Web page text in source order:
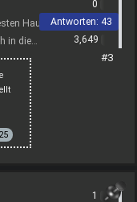
Haustiere
in die
...
0
Antworten: 43
3,649
#3
1